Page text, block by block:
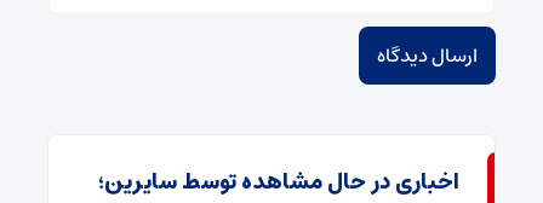
اخباری در حال مشاهده توسط سایرین؛